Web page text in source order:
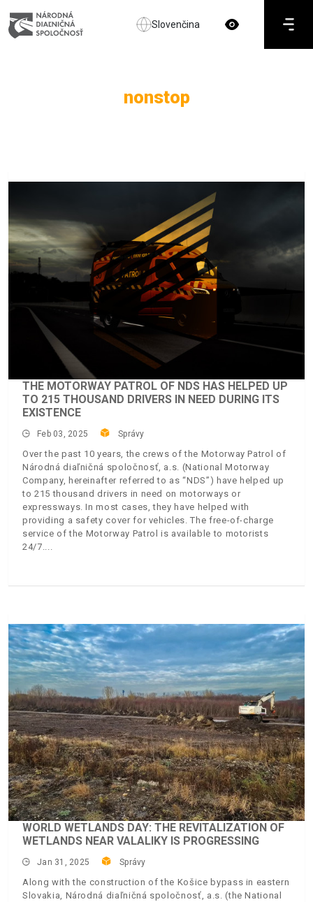
Slovenčina
nonstop
THE MOTORWAY PATROL OF NDS HAS HELPED UP
TO 215 THOUSAND DRIVERS IN NEED DURING ITS
EXISTENCE
Feb 03, 2025 Správy
Over the past 10 years, the crews of the Motorway Patrol of
Národná diaľničná spoločnosť, a.s. (National Motorway
Company, hereinafter referred to as “NDS”) have helped up
to 215 thousand drivers in need on motorways or
expressways. In most cases, they have helped with
providing a safety cover for vehicles. The free-of-charge
service of the Motorway Patrol is available to motorists
24/7.
WORLD WETLANDS DAY: THE REVITALIZATION OF
WETLANDS NEAR VALALIKY IS PROGRESSING
Jan 31, 2025 Správy
Along with the construction of the Košice bypass in eastern
Slovakia, Národná diaľničná spoločnosť, a.s. (the National